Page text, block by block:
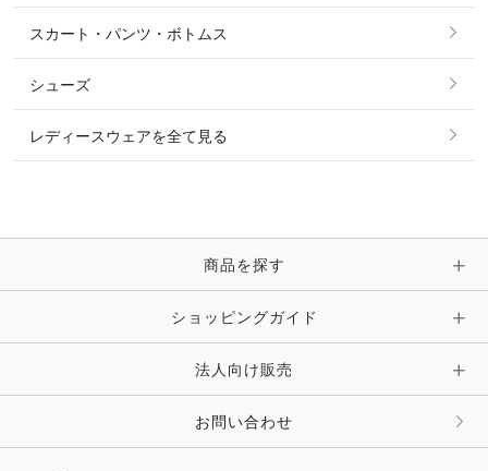
シャツ・ブラウス・ワンピース
ベルト
マフラー・スカーフ・ストール・スヌード
時計・財布・キーケース・革小物
キーホルダー・チャーム・ストラップ
その他 ファッション雑貨
リング
ピアス・イヤリング
ピン・ブローチ・コサージュ
その他 アクセサリー
スカート・パンツ・ボトムス
シューズ
レディースウェアを全て見る
商品を探す
ショッピングガイド
法人向け販売
お問い合わせ